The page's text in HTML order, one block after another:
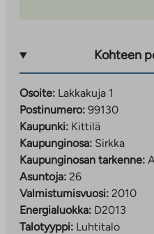
Kohteen
Osoite: Lakkakuja 1
Postinumero: 99130
Kaupunki: Kittilä
Kaupunginosa: Sirkka
Kaupunginosan tarkenne:
Asuntoja: 26
Valmistumisvuosi: 2010
Energialuokka: D2013
Talotyyppi: Luhtitalo